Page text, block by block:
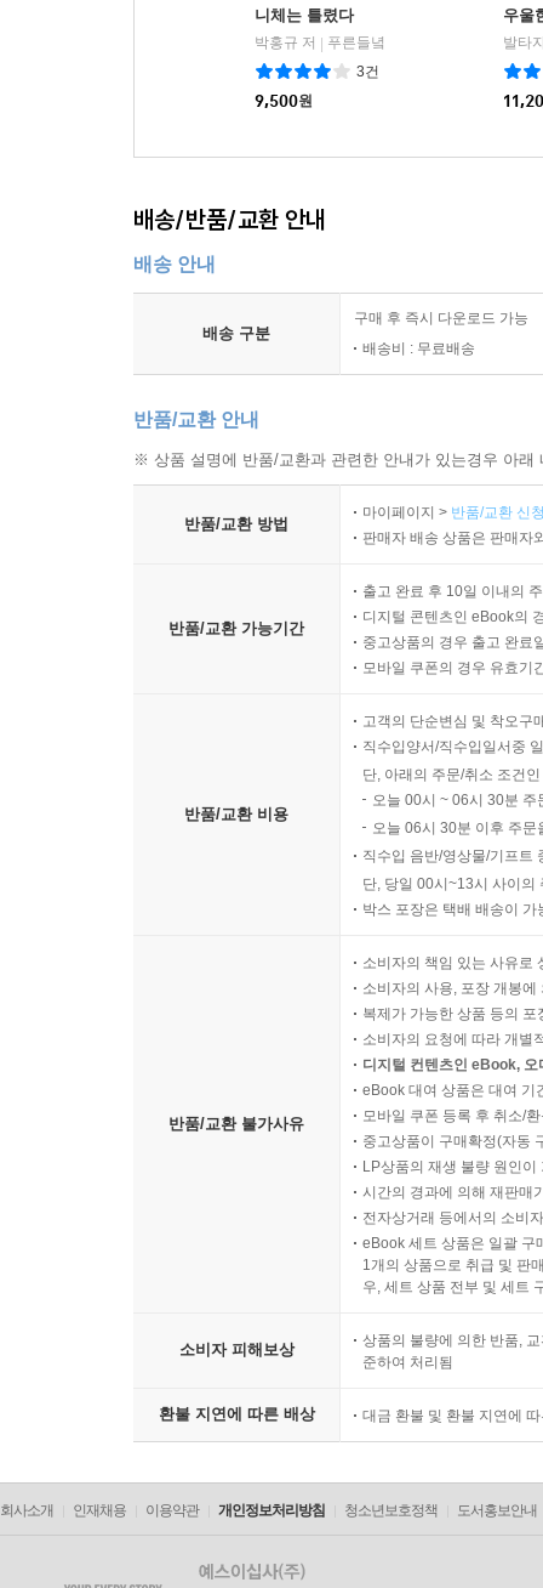
니체는 틀렸다
박홍규 저
푸른들녘
3건
9,500원
우울
배송/반품/교환 안내
배송 안내
배송 구분
구매 후 즉시 다운로드 가능
배송비 : 무료배송
반품/교환 안내
※ 상품 설명에 반품/교환과 관련한 안내가 있는경우 아
반품/교환 방법
마이페이지 > 반품/교환 신
판매자 배송 상품은 판매자
반품/교환 가능기간
출고 완료 후 10일 이내의
디지털 콘텐츠인 eBook의
중고상품의 경우 출고 완료
모바일 쿠폰의 경우 유효기
반품/교환 비용
고객의 단순변심 및 착오구
직수입양서/직수입일서중
단, 아래의 주문/취소 조건
오늘 00시 ~ 06시 30분
오늘 06시 30분 이후 주
직수입 음반/영상물/기프트
단, 당일 00시~13시 사이의
박스 포장은 택배 배송이
반품/교환 불가사유
소비자의 책임 있는 사유로
소비자의 사용, 포장 개봉
복제가 가능한 상품 등의
소비자의 요청에 따라 개별
디지털 컨텐츠인 eBook,
eBook 대여 상품은 대여 기
모바일 쿠폰 등록 후 취소/
중고상품이 구매확정(자동
LP상품의 재생 불량 원인
시간의 경과에 의해 재판매
전자상거래 등에서의 소비
eBook 세트 상품은 일괄 구
1개의 상품으로 취급 및 판
우, 세트 상품 전부 및 세트
소비자 피해보상
상품의 불량에 의한 반품,
준하여 처리됨
환불 지연에 따른 배상 대금 환불 및 환불 지연에
회사소개 인재채용 이용약관 개인정보처리방침 청소년보호정책 도서홍보안내